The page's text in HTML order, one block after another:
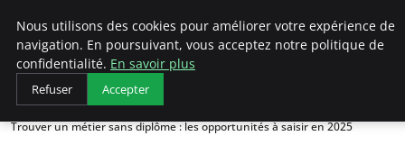
LECFCM
Accueil
Stratégies d'entrepreneuriat
Trouver un métier sans diplôme : les opportunités à saisir en 2025
Nous utilisons des cookies pour améliorer votre expérience de
navigation. En poursuivant, vous acceptez notre politique de
confidentialité. En savoir plus
Refuser Accepter